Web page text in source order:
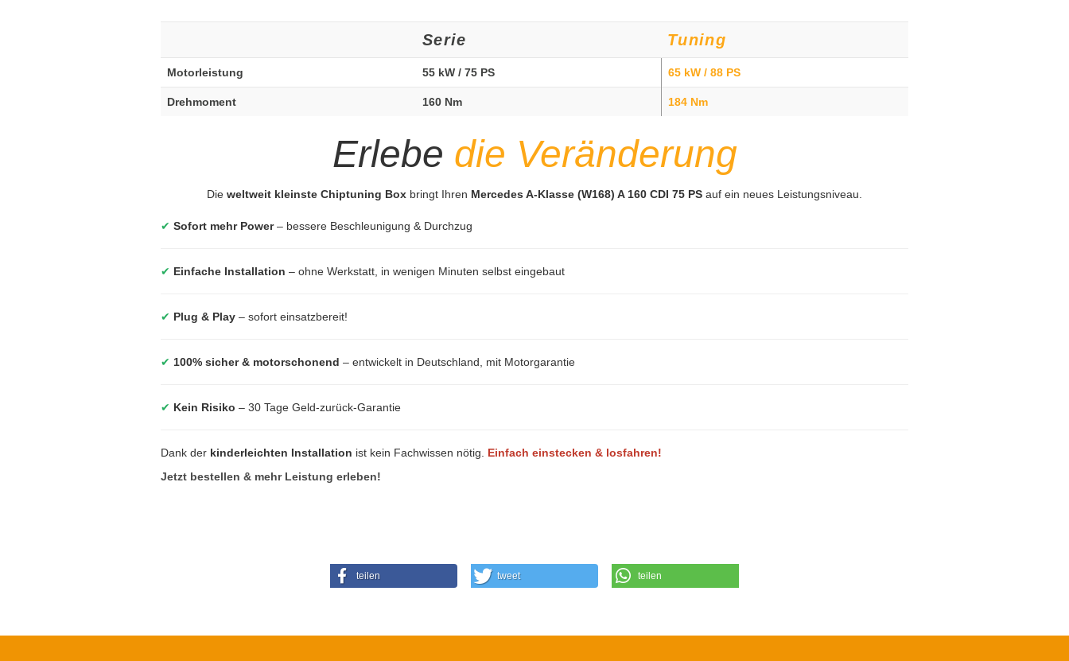
Serie Tuning
Motorleistung 55 kW / 75 PS 65 kW / 88 PS
Drehmoment 160 Nm 184 Nm
Erlebe die Veränderung
Die weltweit kleinste Chiptuning Box bringt Ihren Mercedes A-Klasse (W168) A 160 CDI 75 PS auf ein neues Leistungsniveau.
✔ Sofort mehr Power– bessere Beschleunigung & Durchzug
✔ Einfache Installation – ohne Werkstatt, in wenigen Minuten selbst eingebaut
✔ Plug & Play – sofort einsatzbereit!
✔ 100% sicher & motorschonend – entwickelt in Deutschland, mit Motorgarantie
✔ Kein Risiko – 30 Tage Geld-zurück-Garantie
Dank der kinderleichten Installation ist kein Fachwissen nötig. Einfach einstecken & losfahren!
Jetzt bestellen & mehr Leistung erleben!
teilen tweet teilen